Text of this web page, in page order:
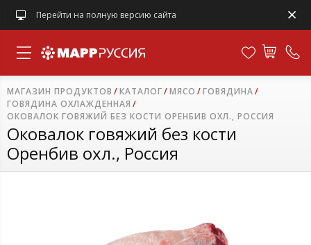
Перейти на полную версию сайта
МАГАЗИН ПРОДУКТОВ КАТАЛОГ МЯСО
ГОВЯДИНА
ГОВЯДИНА ОХЛАЖДЕННАЯ
ОКОВАЛОК ГОВЯЖИЙ БЕЗ КОСТИ ОРЕНБИВ ОХЛ., РОССИЯ
Оковалок говяжий без кости
Оренбив охл., Россия